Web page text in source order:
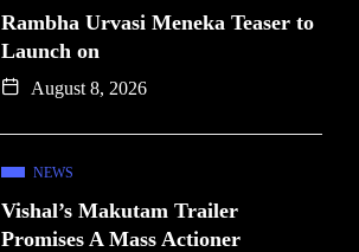
Rambha Urvasi Meneka Teaser to
Launch on
August 8, 2026
NEWS
Vishal’s Makutam Trailer
Promises A Mass Actioner